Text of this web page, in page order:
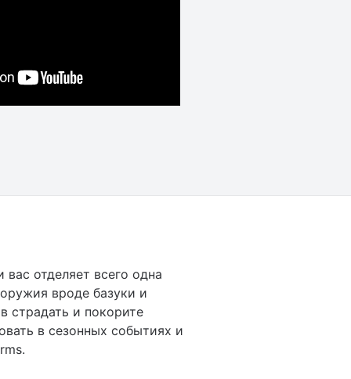
отделяет всего одна
вроде базуки и
страдать и покорите
в сезонных событиях и